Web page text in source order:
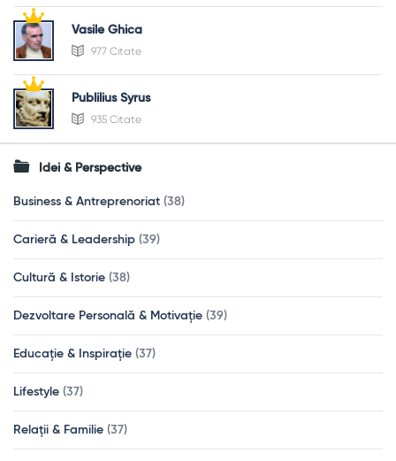
Vasile Ghica
977 Citate
Publilius Syrus
935 Citate
Idei & Perspective
Business & Antreprenoriat (38)
Carieră & Leadership (39)
Cultură & Istorie (38)
Dezvoltare Personală & Motivație (39)
Educație & Inspirație (37)
Lifestyle (37)
Relații & Familie (37)